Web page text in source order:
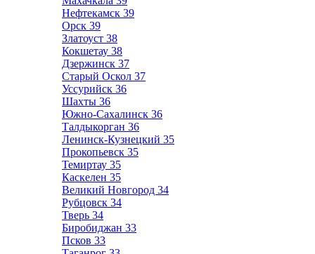
Нефтекамск 39
Орск 39
Златоуст 38
Кокшетау 38
Дзержинск 37
Старый Оскол 37
Уссурийск 36
Шахты 36
Южно-Сахалинск 36
Талдыкорган 36
Ленинск-Кузнецкий 35
Прокопьевск 35
Темиртау 35
Каскелен 35
Великий Новгород 34
Рубцовск 34
Тверь 34
Биробиджан 33
Псков 33